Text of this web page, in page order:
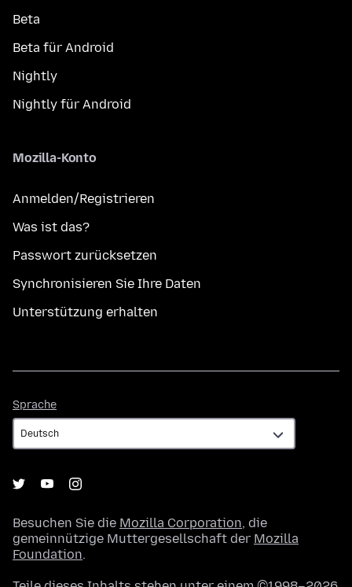
Beta
Beta für Android
Nightly
Nightly für Android
Mozilla-Konto
Anmelden/Registrieren
Was ist das?
Passwort zurücksetzen
Synchronisieren Sie Ihre Daten
Unterstützung erhalten
Sprache
Besuchen Sie die Mozilla Corporation, die
gemeinnützige Muttergesellschaft der Mozilla
Foundation.